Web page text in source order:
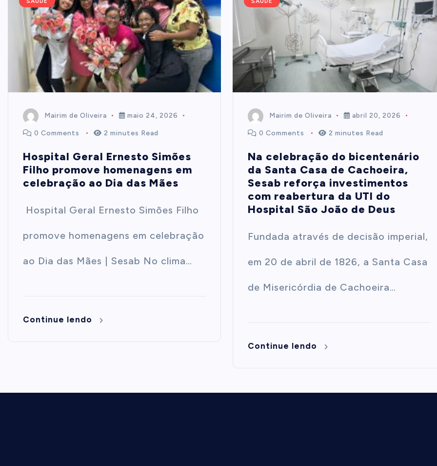
Mairim de Oliveira maio 24, 2026
0 Comments 2 minutes Read
Hospital Geral Ernesto Simões
Filho promove homenagens em
celebração ao Dia das Mães
Hospital Geral Ernesto Simões Filho
promove homenagens em celebração
ao Dia das Mães | Sesab No clima…
Continue lendo
Mairim de Oliveira abril 20, 2026
0 Comments 2 minutes Read
Na celebração do bicentenário
da Santa Casa de Cachoeira,
Sesab reforça investimentos
com reabertura da UTI do
Hospital São João de Deus
Fundada através de decisão imperial,
em 20 de abril de 1826, a Santa Casa
de Misericórdia de Cachoeira…
Continue lendo